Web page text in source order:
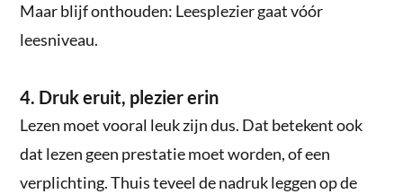
Maar blijf onthouden: Leesplezier gaat vóór
leesniveau.
4. Druk eruit, plezier erin
Lezen moet vooral leuk zijn dus. Dat betekent ook
dat lezen geen prestatie moet worden, of een
verplichting. Thuis teveel de nadruk leggen op de